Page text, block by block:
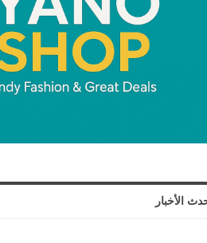
الأخبار